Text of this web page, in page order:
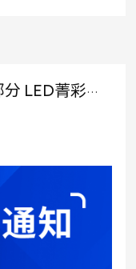
关于《菁彩影院技术 第3-2部分 LED菁彩影厅光学技术要求和测量方法》征求意见稿公示的通知